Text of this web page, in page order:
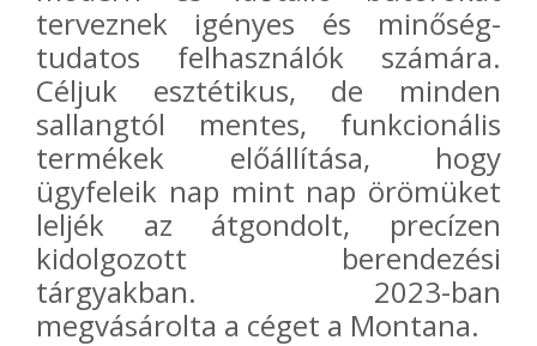
terveznek igényes és minőség-
tudatos felhasználók számára.
Céljuk esztétikus, de minden
sallangtól mentes, funkcionális
termékek előállítása, hogy
ügyfeleik nap mint nap örömüket
leljék az átgondolt, precízen
kidolgozott berendezési
tárgyakban. 2023-ban
megvásárolta a céget a Montana.